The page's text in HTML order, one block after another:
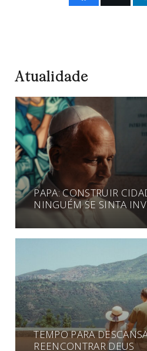
Atualidade
PAPA: CONSTRUIR
NINGUÉM SE SINTA
TEMPO PARA
REENCONTRAR DEUS